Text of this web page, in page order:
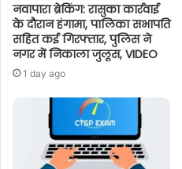
नवापारा ब्रेकिंग: रासुका कार्रवाई
के दौरान हंगामा, पालिका सभापति
सहित कई गिरफ्तार, पुलिस ने
नगर में निकाला जुलूस, VIDEO
1 day ago